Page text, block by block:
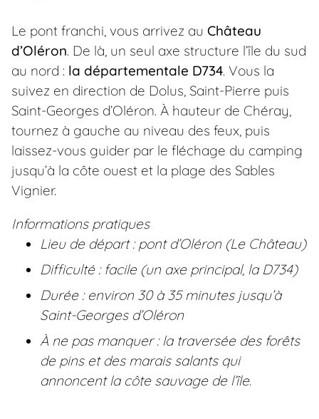
Le pont franchi, vous arrivez au Château
d’Oléron. De là, un seul axe structure l’île du sud
au nord : la départementale D734. Vous la
suivez en direction de Dolus, Saint-Pierre puis
Saint-Georges d’Oléron. À hauteur de Chéray,
tournez à gauche au niveau des feux, puis
laissez-vous guider par le fléchage du camping
jusqu’à la côte ouest et la plage des Sables
Vignier.
Informations pratiques
Lieu de départ : pont d’Oléron (Le Château)
Difficulté : facile (un axe principal, la D734)
Durée : environ 30 à 35 minutes jusqu’à
Saint-Georges d’Oléron
À ne pas manquer : la traversée des forêts
de pins et des marais salants qui
annoncent la côte sauvage de l’île.